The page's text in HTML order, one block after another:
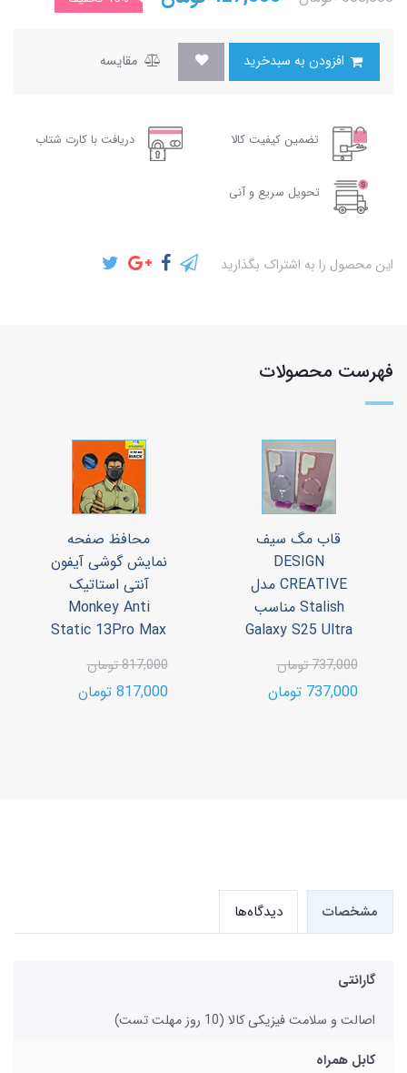
مقایسه
تضمین کیفیت کالا دریافت با کارت شتاب
تحویل سریع و آنی
این محصول را به اشتراک بگذارید
فهرست محصولات
قاب مگ سیف
DESIGN
CREATIVE مدل
Stalish مناسب
Galaxy S25 Ultra
737,000 تومان
737,000 تومان
محافظ صفحه
نمایش گوشی آیفون
آنتی استاتیک
Monkey Anti
Static 13Pro Max
817,000 تومان
817,000 تومان
مشخصات دیدگاه‌ها
گارانتی
اصالت و سلامت فیزیکی کالا (10 روز مهلت تست)
کابل همراه